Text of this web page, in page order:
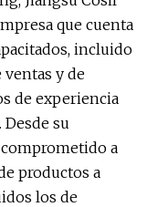
que cuenta
incluido
y de
de experiencia
su
a
productos a
los de